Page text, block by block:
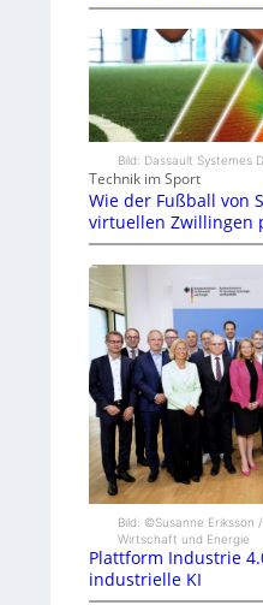
Bild: Dassault Systemes
Technik im Sport
Wie der Fußball von
virtuellen Zwillingen
Bild: ©Susanne Eriksson
Wirtschaft und Energie
Plattform Industrie
industrielle KI